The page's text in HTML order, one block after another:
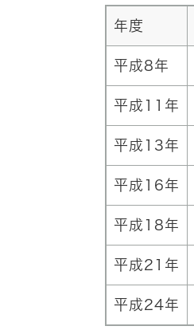
年度
平成8年
平成11年
平成13年
平成16年
平成18年
平成21年
平成24年